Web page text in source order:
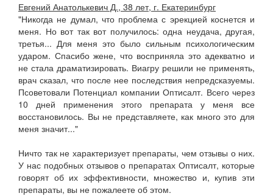
Евгений Анатолькевич Д., 38 лет, г. Екатеринбург
"Никогда не думал, что проблема с эрекцией коснется и
меня. Но вот так вот получилось: одна неудача, другая,
третья... Для меня это было сильным психологическим
ударом. Спасибо жене, что восприняла это адекватно и
не стала драматизировать. Виагру решили не применять,
врач сказал, что после нее последствия непредсказуемы.
Псоветовали Потенциал компании Оптисалт. Всего через
10 дней применения этого препарата у меня все
восстановилось. Вы не представляете, как много это для
меня значит..."
Ничто так не характеризует препараты, чем отзывы о них.
У нас подобных отзывов о препаратах Оптисалт, которые
говорят об их эффективности, множество и, купив эти
препараты, вы не пожалеете об этом.